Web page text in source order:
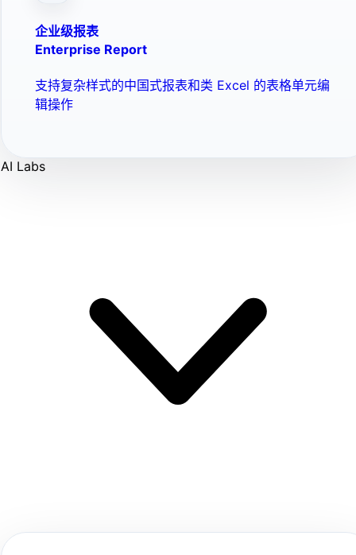
企业级报表
Enterprise Report
支持复杂样式的中国式报表和类 Excel 的表格单元编
辑操作
AI Labs